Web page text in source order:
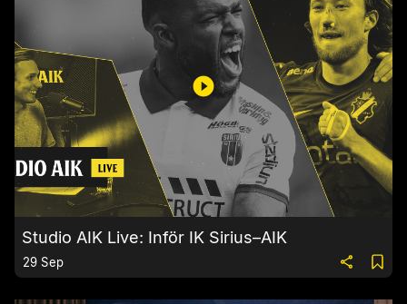
Studio AIK Live: Inför IK Sirius–AIK
29 Sep